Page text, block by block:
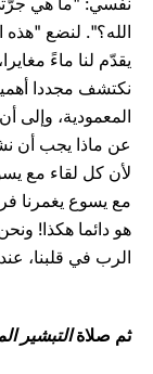
الله؟". لنضع
يقدّم لنا ماءً
نكتشف مجددا
المعمودية، وإلى
عن ماذا يجب أن
لأن كل لقاء مع
مع يسوع يغمرنا
هو دائما هكذا!
الرب في قلبنا،
ثم صلاةالتبشير